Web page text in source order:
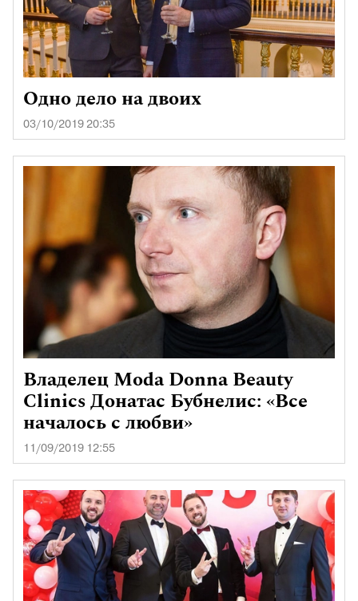
Одно дело на двоих
03/10/2019 20:35
Владелец Moda Donna Beauty
Clinics Донатас Бубнелис: «Все
началось с любви»
11/09/2019 12:55